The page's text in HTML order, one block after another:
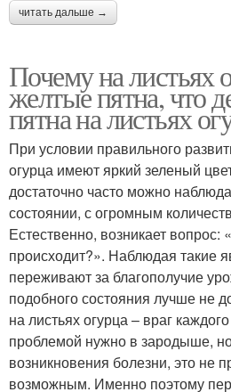
читать дальше →
Почему на листьях
желтые пятна, что
пятна на листьях
При условии правильного
огурца имеют яркий зеленый
достаточно часто можно
состоянии, с огромным
Естественно, возникает вопрос:
происходит?». Наблюдая такие
переживают за благополучие
подобного состояния лучше не
на листьях огурца – враг
проблемой нужно в зародыше,
возникновения болезни, это не
возможным. Именно поэтому